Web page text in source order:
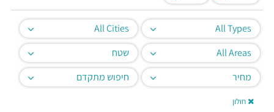
All Types
All Cities
All Areas
שטח
מחיר
חיפוש מתקדם
חולון